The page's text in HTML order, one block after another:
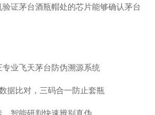
证茅台酒瓶帽处的芯片能够确认茅台
业飞天茅台防伪溯源系统
据比对，三码合一防止套瓶